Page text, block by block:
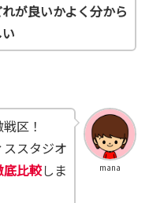
が良いかよく分から
mana
区！
スタジオ
底比較しま